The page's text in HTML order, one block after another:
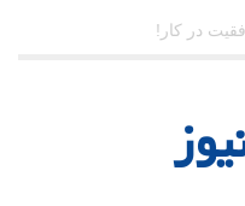
ولی شکست می‌خوریم؟